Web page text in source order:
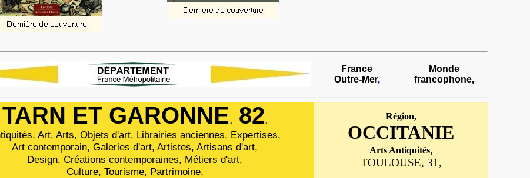
France
Outre-Mer,
Monde
francophone,
TARN ET GARONNE, 82,
Art, Arts, Objets d'art, Librairies anciennes, Expertises,
Art contemporain, Galeries d'art, Artistes, Artisans d'art,
Design, Créations contemporaines, Métiers d'art,
Culture, Tourisme, Partrimoine,
Région,
OCCITANIE
Arts Antiquités,
TOULOUSE, 31 ,